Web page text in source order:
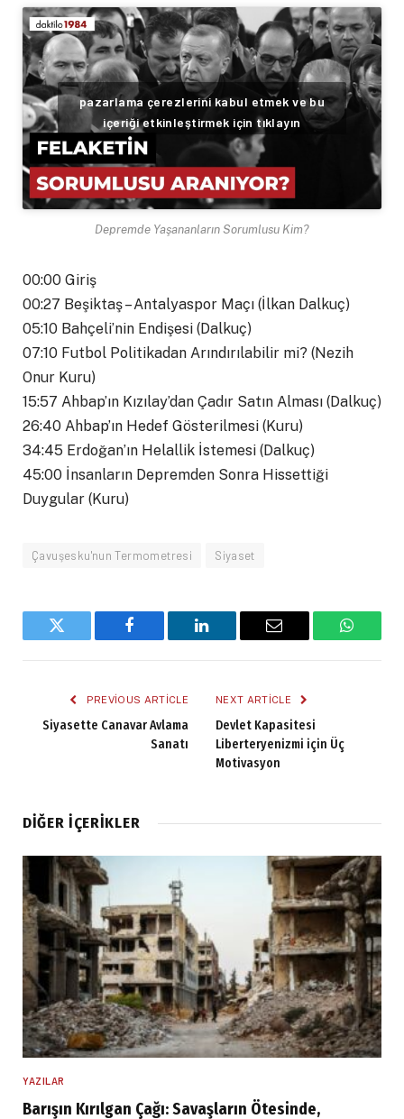
pazarlama çerezlerini kabul etmek ve bu
içeriği etkinleştirmek için tıklayın
Depremde Yaşananların Sorumlusu Kim?
00:00 Giriş
00:27 Beşiktaş – Antalyaspor Maçı (İlkan Dalkuç)
05:10 Bahçeli’nin Endişesi (Dalkuç)
07:10 Futbol Politikadan Arındırılabilir mi? (Nezih
Onur Kuru)
15:57 Ahbap’ın Kızılay’dan Çadır Satın Alması (Dalkuç)
26:40 Ahbap’ın Hedef Gösterilmesi (Kuru)
34:45 Erdoğan’ın Helallik İstemesi (Dalkuç)
45:00 İnsanların Depremden Sonra Hissettiği
Duygular (Kuru)
Çavuşesku'nun Termometresi Siyaset
Twitter Facebook LinkedIn Email
PREVIOUS ARTICLE
Siyasette Canavar Avlama
Sanatı
NEXT ARTICLE
Devlet Kapasitesi
Liberteryenizmi için Üç
Motivasyon
DIĞER İÇERIKLER
YAZILAR
Barışın Kırılgan Çağı: Savaşların Ötesinde,